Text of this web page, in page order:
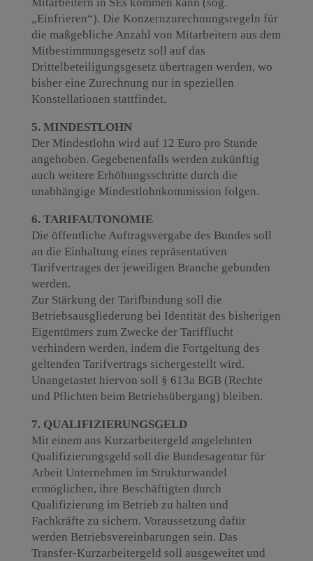
„Einfrieren“). Die Konzernzurechnungsregeln für
die maßgebliche Anzahl von Mitarbeitern aus dem
Mitbestimmungsgesetz soll auf das
Drittelbeteiligungsgesetz übertragen werden, wo
bisher eine Zurechnung nur in speziellen
Konstellationen stattfindet.
5. MINDESTLOHN
Der Mindestlohn wird auf 12 Euro pro Stunde
angehoben. Gegebenenfalls werden zukünftig
auch weitere Erhöhungsschritte durch die
unabhängige Mindestlohnkommission folgen.
6. TARIFAUTONOMIE
Die öffentliche Auftragsvergabe des Bundes soll
an die Einhaltung eines repräsentativen
Tarifvertrages der jeweiligen Branche gebunden
werden.
Zur Stärkung der Tarifbindung soll die
Betriebsausgliederung bei Identität des bisherigen
Eigentümers zum Zwecke der Tarifflucht
verhindern werden, indem die Fortgeltung des
geltenden Tarifvertrags sichergestellt wird.
Unangetastet hiervon soll § 613a BGB (Rechte
und Pflichten beim Betriebsübergang) bleiben.
7. QUALIFIZIERUNGSGELD
Mit einem ans Kurzarbeitergeld angelehnten
Qualifizierungsgeld soll die Bundesagentur für
Arbeit Unternehmen im Strukturwandel
ermöglichen, ihre Beschäftigten durch
Qualifizierung im Betrieb zu halten und
Fachkräfte zu sichern. Voraussetzung dafür
werden Betriebsvereinbarungen sein. Das
Transfer-Kurzarbeitergeld soll ausgeweitet und